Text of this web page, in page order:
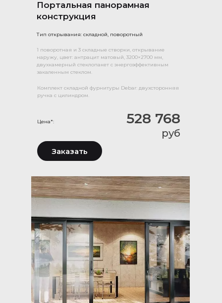
Портальная панорамная
конструкция
Тип открывания: складной, поворотный
528 768
руб
Цена*:
1 поворотная и 3 складные створки, открывание
наружу, цвет: антрацит матовый, 3200×2700 мм,
двухкамерный стеклопакет с энергоэффективным
закаленным стеклом.
Комплект складной фурнитуры Debar: двухсторонняя
ручка с цилиндром.
Заказать